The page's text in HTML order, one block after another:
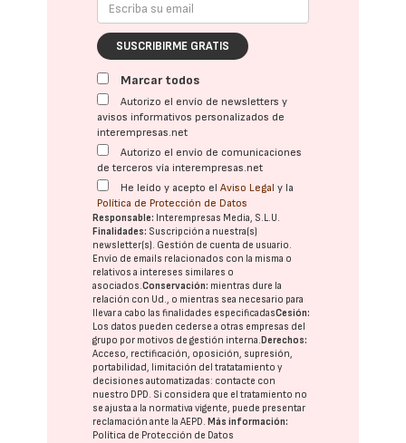
SUSCRIBIRME GRATIS
Marcar todos
Autorizo el envío de newsletters y
avisos informativos personalizados de
interempresas.net
Autorizo el envío de comunicaciones
de terceros vía interempresas.net
He leído y acepto elAviso Legal y la
Política de Protección de Datos
Responsable: Interempresas Media, S.L.U.
Finalidades: Suscripción a nuestra(s)
newsletter(s). Gestión de cuenta de usuario.
Envío de emails relacionados con la misma o
relativos a intereses similares o
asociados.Conservación: mientras dure la
relación con Ud., o mientras sea necesario para
llevar a cabo las finalidades especificadasCesión:
Los datos pueden cederse a otras empresas del
grupo por motivos de gestión interna. Derechos:
Acceso, rectificación, oposición, supresión,
portabilidad, limitación del tratatamiento y
decisiones automatizadas: contacte con
nuestro DPD. Si considera que el tratamiento no
se ajusta a la normativa vigente, puede presentar
reclamación ante laAEPD. Más información:
Política de Protección de Datos